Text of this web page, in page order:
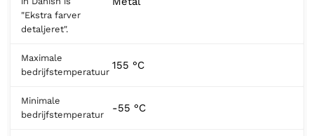
"Ekstra farver
detaljeret".
Maximale
bedrijfstemperatuur
155 °C
Minimale
bedrijfstemperatur
-55 °C